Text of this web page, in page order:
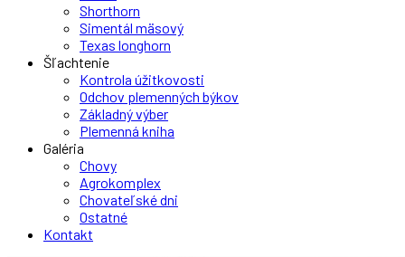
Shorthorn
Simentál mäsový
Texas longhorn
Šľachtenie
Kontrola úžitkovosti
Odchov plemenných býkov
Základný výber
Plemenná kniha
Galéria
Chovy
Agrokomplex
Chovateľské dni
Ostatné
Kontakt